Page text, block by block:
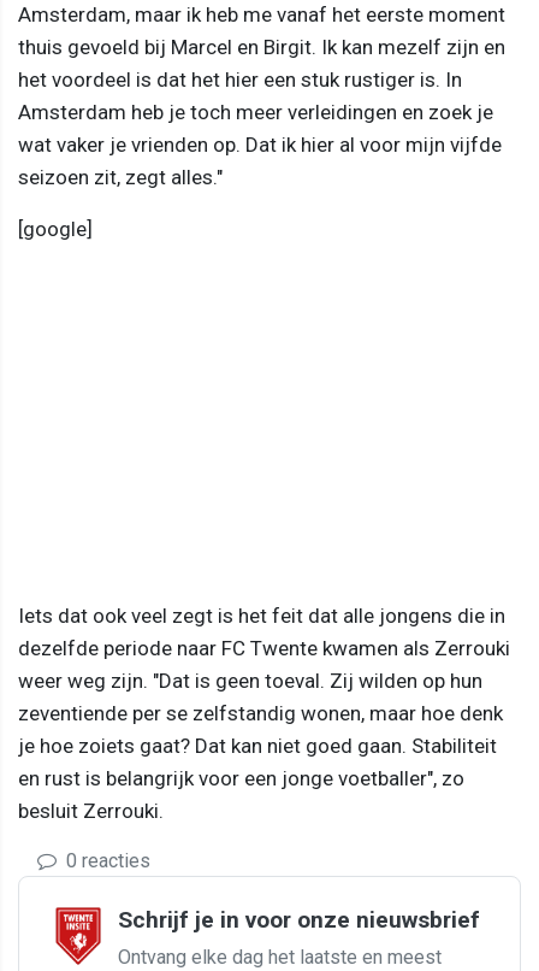
Amsterdam, maar ik heb me vanaf het eerste moment
thuis gevoeld bij Marcel en Birgit. Ik kan mezelf zijn en
het voordeel is dat het hier een stuk rustiger is. In
Amsterdam heb je toch meer verleidingen en zoek je
wat vaker je vrienden op. Dat ik hier al voor mijn vijfde
seizoen zit, zegt alles."
[google]
Iets dat ook veel zegt is het feit dat alle jongens die in
dezelfde periode naar FC Twente kwamen als Zerrouki
weer weg zijn. "Dat is geen toeval. Zij wilden op hun
zeventiende per se zelfstandig wonen, maar hoe denk
je hoe zoiets gaat? Dat kan niet goed gaan. Stabiliteit
en rust is belangrijk voor een jonge voetballer", zo
besluit Zerrouki.
0 reacties
Schrijf je in voor onze nieuwsbrief
Ontvang elke dag het laatste en meest